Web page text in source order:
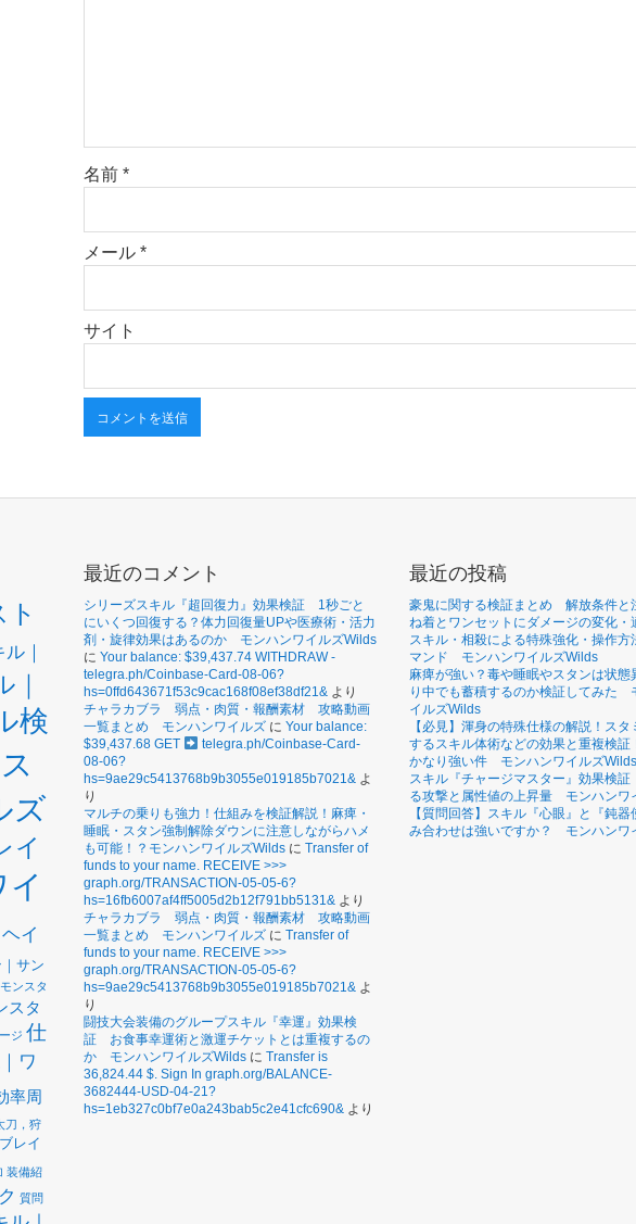
名前 *
メール *
サイト
｜
検
ス
ズ
イ
ヘイ
サン
モンスタ
スタ
ジ 仕
ワ
率周
刀，狩
レイ
装備紹
質問
最近のコメント
シリーズスキル『超回復力』効果検証 1秒ごと
にいくつ回復する？体力回復量UPや医療術・活力
剤・旋律効果はあるのか モンハンワイルズWilds
に Your balance: $39,437.74 WITHDRAW -
telegra.ph/Coinbase-Card-08-06?
hs=0ffd643671f53c9cac168f08ef38df21& より
チャラカブラ 弱点・肉質・報酬素材 攻略動画
一覧まとめ モンハンワイルズ に Your balance:
$39,437.68 GET
telegra.ph/Coinbase-Card-
08-06?
hs=9ae29c5413768b9b3055e019185b7021& よ
り
マルチの乗りも強力！仕組みを検証解説！麻痺・
睡眠・スタン強制解除ダウンに注意しながらハメ
も可能！？モンハンワイルズWilds に Transfer of
funds to your name. RECEIVE >>>
graph.org/TRANSACTION-05-05-6?
hs=16fb6007af4ff5005d2b12f791bb5131& より
チャラカブラ 弱点・肉質・報酬素材 攻略動画
一覧まとめ モンハンワイルズ に Transfer of
funds to your name. RECEIVE >>>
graph.org/TRANSACTION-05-05-6?
hs=9ae29c5413768b9b3055e019185b7021& よ
り
闘技大会装備のグループスキル『幸運』効果検
証 お食事幸運術と激運チケットとは重複するの
か モンハンワイルズWilds に Transfer is
36,824.44 $. Sign In graph.org/BALANCE-
3682444-USD-04-21?
hs=1eb327c0bf7e0a243bab5c2e41cfc690& より
最近の投稿
豪鬼に関する検証まとめ 解放条件と
ね着とワンセットにダメージの変化・
スキル・相殺による特殊強化・操作方
マンド モンハンワイルズWilds
麻痺が強い？毒や睡眠やスタンは状態
り中でも蓄積するのか検証してみた
イルズWilds
【必見】渾身の特殊仕様の解説！スタ
するスキル体術などの効果と重複検証
かなり強い件 モンハンワイルズWilds
スキル『チャージマスター』効果検
る攻撃と属性値の上昇量 モンハンワ
【質問回答】スキル『心眼』と『鈍器
み合わせは強いですか？ モンハンワ